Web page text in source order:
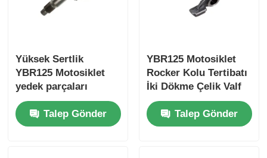
Diğer Motosiklet Aksesuarları
Motosiklet Karbüratörü
Motosiklet Amortisörü
Yüksek Sertlik
YBR125 Motosiklet
yedek parçaları
Başlatma Çubuk
MontajıTalep Gönder
YBR125 Motosiklet
Rocker Kolu Tertibatı
İki Dökme Çelik Valf
Tahrik Parçası İle
Talep Gönder